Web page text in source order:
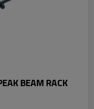
BEAM RACK